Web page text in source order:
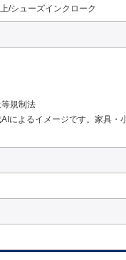
/シューズインクローク
規制法
によるイメージです。家具・